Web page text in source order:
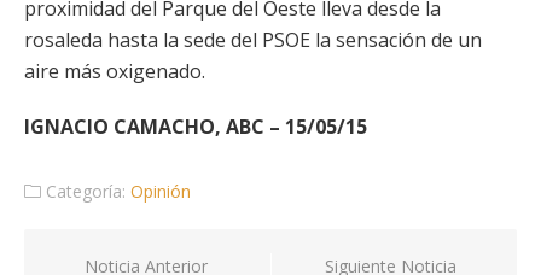
proximidad del Parque del Oeste lleva desde la
rosaleda hasta la sede del PSOE la sensación de un
aire más oxigenado.
IGNACIO CAMACHO, ABC – 15/05/15
Categoría: Opinión
Navegación
Noticia Anterior Siguiente Noticia